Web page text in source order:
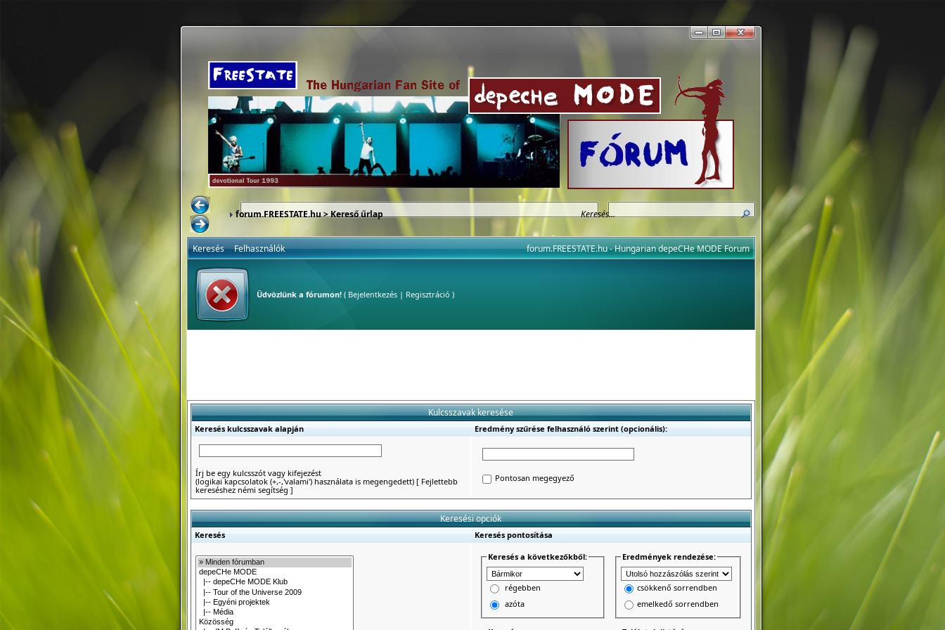
forum.FREESTATE.hu> Kereső űrlap
forum.FREESTATE.hu - Hungarian depeCHe MODE Forum
Keresés Felhasználók
Üdvözlünk a fórumon!( Bejelentkezés| Regisztráció )
Kulcsszavak keresése
Keresés kulcsszavak alapján Eredmény szűrése felhasználó szerint (opcionális):
Írj be egy kulcsszót vagy kifejezést
(logikai kapcsolatok (+,-,'valami') használata is megengedett)[ Fejlettebb
kereséshez némi segítség ]
Pontosan megegyező
Keresési opciók
Keresés Keresés pontosítása
Keresés a következőkből:
régebben
azóta
Eredmények rendezése:
csökkenő sorrendben
emelkedő sorrendben